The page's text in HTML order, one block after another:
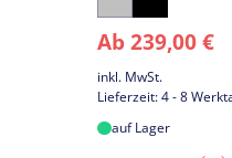
239,00€
4 - 8 Werktage
auf Lager